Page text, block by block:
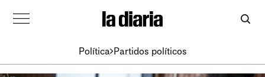
Política Partidos políticos